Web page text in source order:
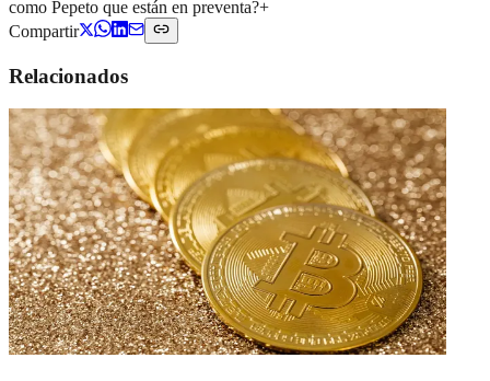
como Pepeto que están en preventa?+
Compartir
Relacionados